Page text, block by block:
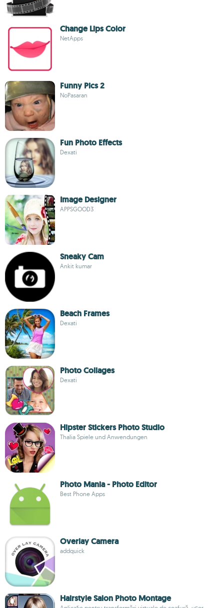
Change Lips Color
NetApps
Funny Pics 2
NoPasaran
Fun Photo Effects
Dexati
Image Designer
APPSGOOD3
Sneaky Cam
Ankit kumar
Beach Frames
Dexati
Photo Collages
Dexati
Hipster Stickers Photo Studio
Thalia Spiele und Anwendungen
Photo Mania - Photo Editor
Best Phone Apps
Overlay Camera
addquick
Hairstyle Salon Photo Montage